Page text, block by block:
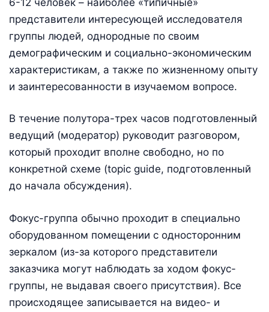
представители интересующей исследователя
группы людей, однородные по своим
демографическим и социально-экономическим
характеристикам, а также по жизненному опыту
и заинтересованности в изучаемом вопросе.
В течение полутора-трех часов подготовленный
ведущий (модератор) руководит разговором,
который проходит вполне свободно, но по
конкретной схеме (topic guide, подготовленный
до начала обсуждения).
Фокус-группа обычно проходит в специально
оборудованном помещении с односторонним
зеркалом (из-за которого представители
заказчика могут наблюдать за ходом фокус-
группы, не выдавая своего присутствия). Все
происходящее записывается на видео- и